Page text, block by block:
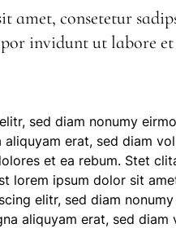
amet, consetetur
invidunt ut labore
sed diam nonumy
erat, sed diam
et ea rebum. Stet
lorem ipsum dolor sit
elitr, sed diam
aliquyam erat, sed diam